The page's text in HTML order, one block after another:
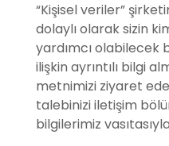
“Kişisel veriler”
dolaylı olarak sizin
yardımcı olabilecek
ilişkin ayrıntılı bilgi
metnimizi ziyaret
talebinizi iletişim
bilgilerimiz